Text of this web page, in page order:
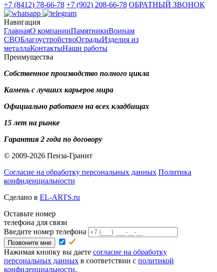
+7 (8412) 78-66-78 +7 (902) 208-66-78 ОБРАТНЫЙ ЗВОНОК
Навигация
ГлавнаяО компанииПамятникиВоинам
СВОБлагоустройствоОградыИзделия из
металлаКонтактыНаши работы
Преимущества
Собственное производство полного цикла
Камень с лучших карьеров мира
Официально работаем на всех кладбищах
15 лет на рынке
Гарантия 2 года по договору
© 2009-2026 Пенза-Гранит
Согласие на обработку персональных данных Политика
конфиденциальности
Сделано в EL-ARTS.ru
Оставьте номер
телефона для связи
Введите номер телефона
Позвоните мне
Нажимая кнопку вы даете согласие на обработку
персональных данных в соответствии с политикой
конфиденциальности.